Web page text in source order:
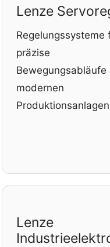
Lenze
Regelungssysteme
präzise
Bewegungsabläufe
modernen
Lenze